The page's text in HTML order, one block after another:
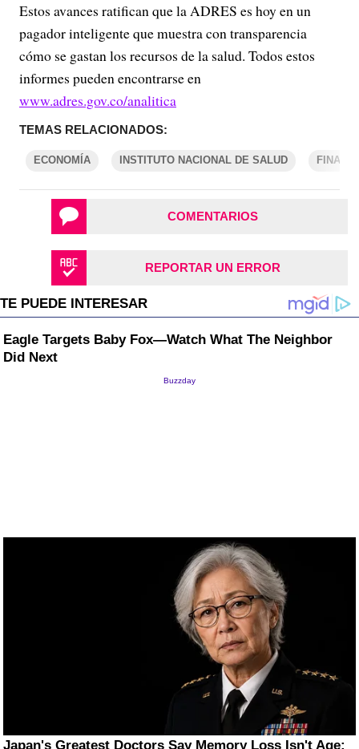
Estos avances ratifican que la ADRES es hoy en un
pagador inteligente que muestra con transparencia
cómo se gastan los recursos de la salud. Todos estos
informes pueden encontrarse en
www.adres.gov.co/analitica
TEMAS RELACIONADOS:
ECONOMÍA INSTITUTO NACIONAL DE SALUD
COMENTARIOS
REPORTAR UN ERROR